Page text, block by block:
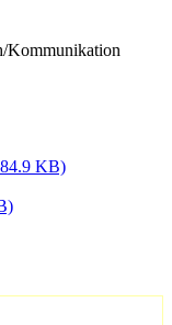
Kommunikation
KB)